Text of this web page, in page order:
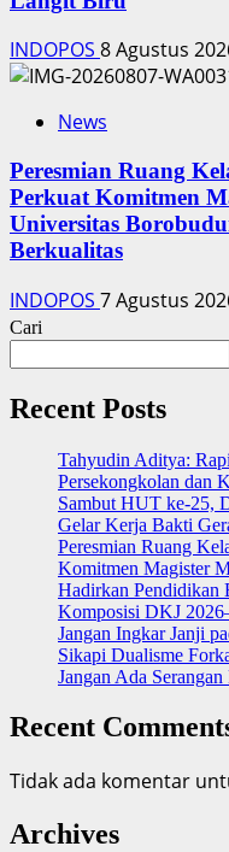
INDOPOS 8 Agustus
News
Peresmian Ruang
Perkuat Komitmen
Universitas
Berkualitas
INDOPOS 7 Agustus
Cari
Recent Posts
‎Tahyudin Aditya:
Persekongkolan dan
‎Sambut HUT ke-25,
Gelar Kerja Bakti
Peresmian Ruang
Komitmen Magister
Hadirkan Pendidikan
Komposisi DKJ
Jangan Ingkar Janji
Sikapi Dualisme
Jangan Ada Serangan
Recent
Tidak ada komentar
Archives